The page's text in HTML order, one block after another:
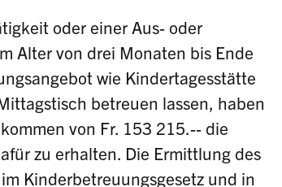
oder einer Aus- oder
Alter von drei Monaten bis Ende
wie Kindertagesstätte
betreuen lassen, haben
von Fr. 153 215.-- die
zu erhalten. Die Ermittlung des
Kinderbetreuungsgesetz und in